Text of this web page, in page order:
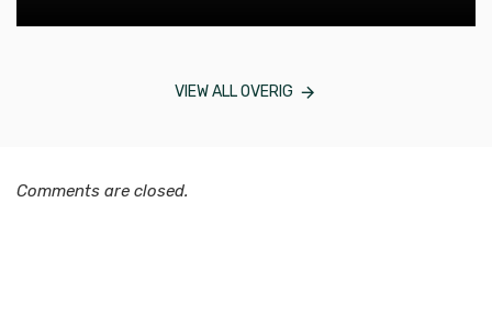
VIEW ALL OVERIG
Comments are closed.